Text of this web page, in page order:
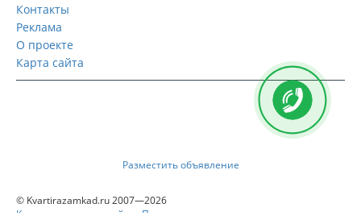
Контакты
Реклама
О проекте
Карта сайта
Разместить объявление
© Kvartirazamkad.ru 2007—2026